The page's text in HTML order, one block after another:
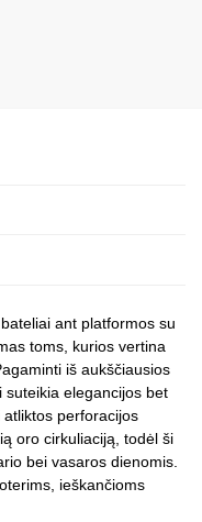
ant platformos su
toms, kurios vertina
iš aukščiausios
suteikia elegancijos bet
perforacijos
oro cirkuliaciją, todėl ši
bei vasaros dienomis.
ieškančioms